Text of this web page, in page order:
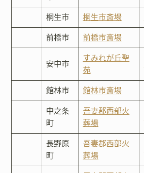
桐生市 桐生市斎場
前橋市 前橋市斎場
安中市
すみれが丘聖
苑
館林市 館林市斎場
中之条
町
吾妻郡西部火
葬場
長野原
町
吾妻郡西部火
葬場